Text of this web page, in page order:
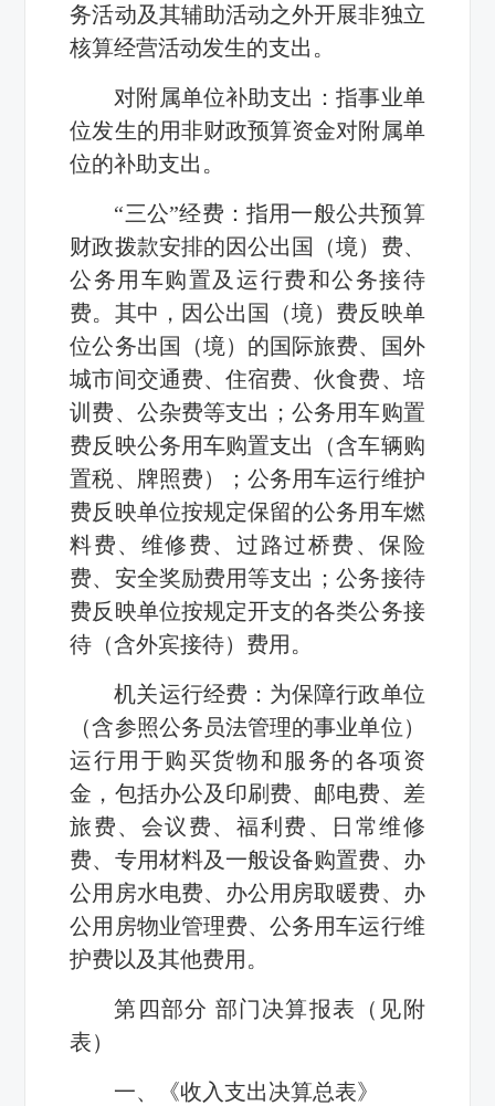
务活动及其辅助活动之外开展非独立
核算经营活动发生的支出。
对附属单位补助支出：指事业单
位发生的用非财政预算资金对附属单
位的补助支出。
“三公”经费：指用一般公共预算
财政拨款安排的因公出国（境）费、
公务用车购置及运行费和公务接待
费。其中，因公出国（境）费反映单
位公务出国（境）的国际旅费、国外
城市间交通费、住宿费、伙食费、培
训费、公杂费等支出；公务用车购置
费反映公务用车购置支出（含车辆购
置税、牌照费）；公务用车运行维护
费反映单位按规定保留的公务用车燃
料费、维修费、过路过桥费、保险
费、安全奖励费用等支出；公务接待
费反映单位按规定开支的各类公务接
待（含外宾接待）费用。
机关运行经费：为保障行政单位
（含参照公务员法管理的事业单位）
运行用于购买货物和服务的各项资
金，包括办公及印刷费、邮电费、差
旅费、会议费、福利费、日常维修
费、专用材料及一般设备购置费、办
公用房水电费、办公用房取暖费、办
公用房物业管理费、公务用车运行维
护费以及其他费用。
第四部分 部门决算报表（见附
表）
一、《收入支出决算总表》